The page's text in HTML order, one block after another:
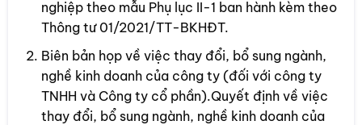
nghiệp theo mẫu Phụ lục II-1 ban hành kèm theo
Thông tư 01/2021/TT-BKHĐT.
Biên bản họp về việc thay đổi, bổ sung ngành,
nghề kinh doanh của công ty (đối với công ty
TNHH và Công ty cổ phần).Quyết định về việc
thay đổi, bổ sung ngành, nghề kinh doanh của